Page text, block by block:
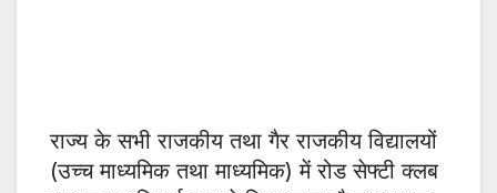
राज्य के सभी राजकीय तथा गैर राजकीय विद्यालयों
(उच्च माध्यमिक तथा माध्यमिक) में रोड सेफ्टी क्लब